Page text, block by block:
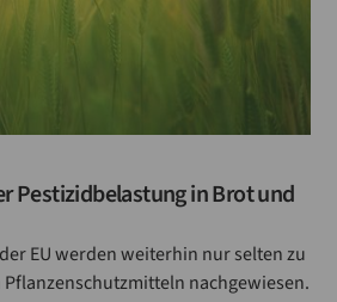
Pestizidbelastung in Brot und
EU werden weiterhin nur selten zu
nachgewiesen.